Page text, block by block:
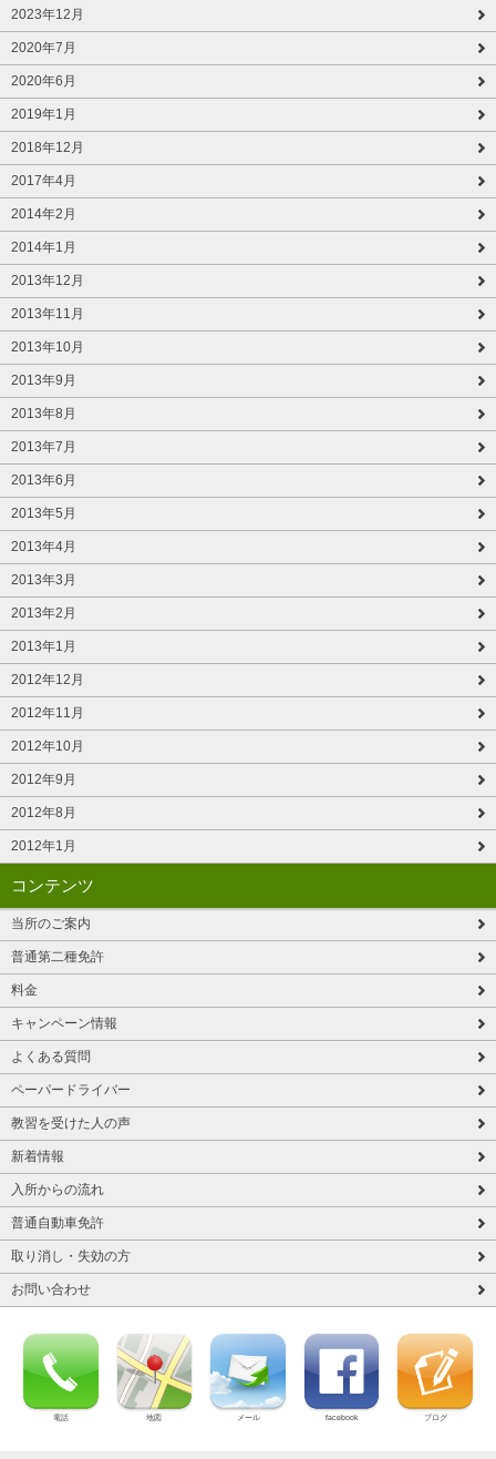
2023年12月
2020年7月
2020年6月
2019年1月
2018年12月
2017年4月
2014年2月
2014年1月
2013年12月
2013年11月
2013年10月
2013年9月
2013年8月
2013年7月
2013年6月
2013年5月
2013年4月
2013年3月
2013年2月
2013年1月
2012年12月
2012年11月
2012年10月
2012年9月
2012年8月
2012年1月
コンテンツ
当所のご案内
普通第二種免許
料金
キャンペーン情報
よくある質問
ペーパードライバー
教習を受けた人の声
新着情報
入所からの流れ
普通自動車免許
取り消し・失効の方
お問い合わせ
電話 地図 メール facebook ブログ